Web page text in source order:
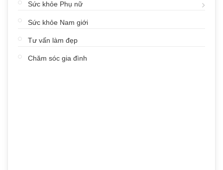
Sức khỏe Phụ nữ
Sức khỏe Nam giới
Tư vấn làm đẹp
Chăm sóc gia đình